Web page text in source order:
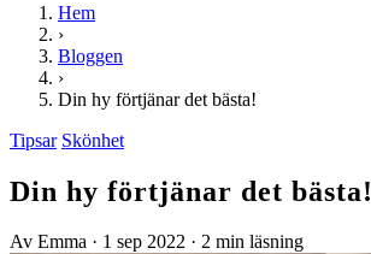
Hem
›
Bloggen
›
Din hy förtjänar det bästa!
Tipsar Skönhet
Din hy förtjänar det bästa!
Av Emma · 1 sep 2022 · 2 min läsning